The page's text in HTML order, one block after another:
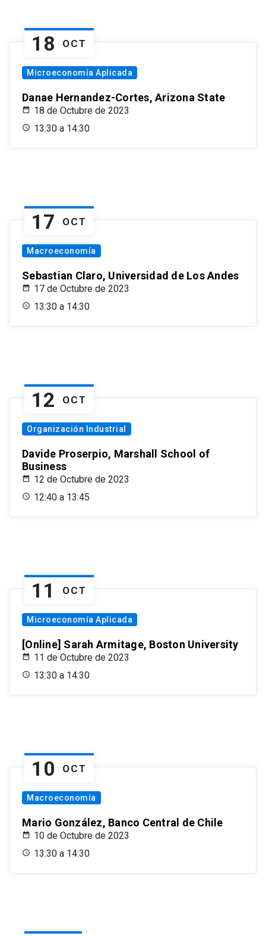
18 OCT
Microeconomía Aplicada
Danae Hernandez-Cortes, Arizona State
18 de Octubre de 2023
13:30 a 14:30
17 OCT
Macroeconomía
Sebastian Claro, Universidad de Los Andes
17 de Octubre de 2023
13:30 a 14:30
12 OCT
Organización Industrial
Davide Proserpio, Marshall School of
Business
12 de Octubre de 2023
12:40 a 13:45
11 OCT
Microeconomía Aplicada
[Online] Sarah Armitage, Boston University
11 de Octubre de 2023
13:30 a 14:30
10 OCT
Macroeconomía
Mario González, Banco Central de Chile
10 de Octubre de 2023
13:30 a 14:30